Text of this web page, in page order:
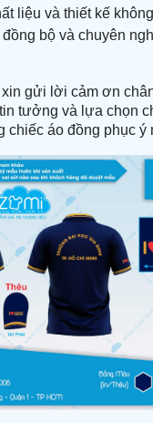
liệu và thiết kế
bộ và chuyên
gửi lời cảm ơn
tưởng và lựa chọn
chiếc áo đồng phục ý